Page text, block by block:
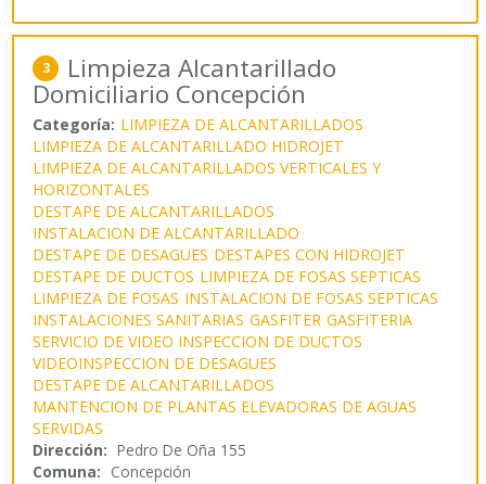
3 Limpieza Alcantarillado
Domiciliario Concepción
Categoría: LIMPIEZA DE ALCANTARILLADOS
LIMPIEZA DE ALCANTARILLADO HIDROJET
LIMPIEZA DE ALCANTARILLADOS VERTICALES Y
HORIZONTALES
DESTAPE DE ALCANTARILLADOS
INSTALACION DE ALCANTARILLADO
DESTAPE DE DESAGUES DESTAPES CON HIDROJET
DESTAPE DE DUCTOS LIMPIEZA DE FOSAS SEPTICAS
LIMPIEZA DE FOSAS INSTALACION DE FOSAS SEPTICAS
INSTALACIONES SANITARIAS GASFITER GASFITERIA
SERVICIO DE VIDEO INSPECCION DE DUCTOS
VIDEOINSPECCION DE DESAGUES
DESTAPE DE ALCANTARILLADOS
MANTENCION DE PLANTAS ELEVADORAS DE AGUAS
SERVIDAS
Dirección: Pedro De Oña 155
Comuna: Concepción